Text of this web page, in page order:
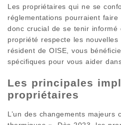
Les propriétaires qui ne se
réglementations pourraient
donc crucial de se tenir informé
propriété respecte les
résident de OISE, vous
spécifiques pour vous aider
Les principales
propriétaires
L’un des changements majeurs